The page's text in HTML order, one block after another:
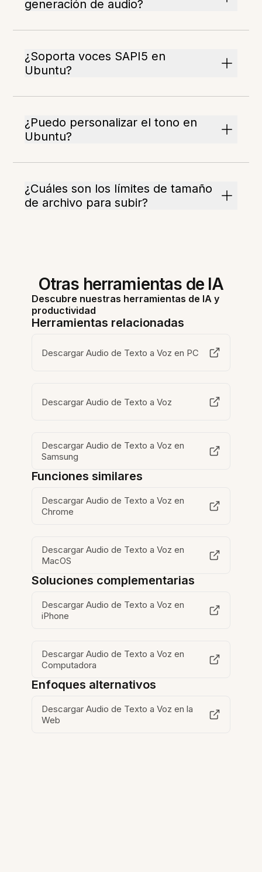
generación de audio?
¿Soporta voces SAPI5 en
Ubuntu?
¿Puedo personalizar el tono en
Ubuntu?
¿Cuáles son los límites de tamaño
de archivo para subir?
Otras herramientas de IA
Descubre nuestras herramientas de IA y
productividad
Herramientas relacionadas
Descargar Audio de Texto a Voz en PC
Descargar Audio de Texto a Voz
Descargar Audio de Texto a Voz en
Samsung
Funciones similares
Descargar Audio de Texto a Voz en
Chrome
Descargar Audio de Texto a Voz en
MacOS
Soluciones complementarias
Descargar Audio de Texto a Voz en
iPhone
Descargar Audio de Texto a Voz en
Computadora
Enfoques alternativos
Descargar Audio de Texto a Voz en la
Web